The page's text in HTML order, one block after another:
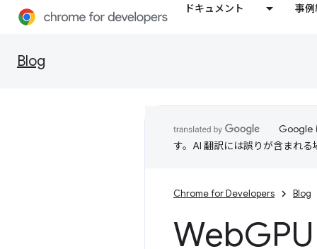
ドキュメント 事
Blog
Google
す。AI 翻訳には誤りが含まれる
Chrome for Developers Blog
Web